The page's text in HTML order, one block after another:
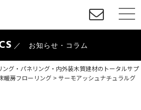
／ お知らせ・コラム
グ・パネリング・内外装木質建材のトータルサプ
暖房フローリング > サーモアッシュナチュラルグ